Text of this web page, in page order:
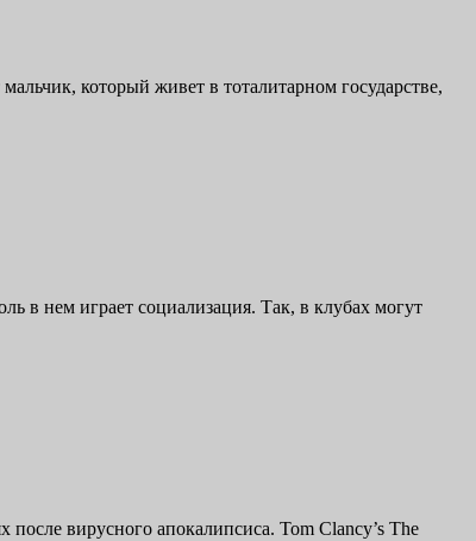
который живет в тоталитарном государстве,
в нем играет социализация. Так, в клубах могут
вирусного апокалипсиса. Tom Clancy’s The